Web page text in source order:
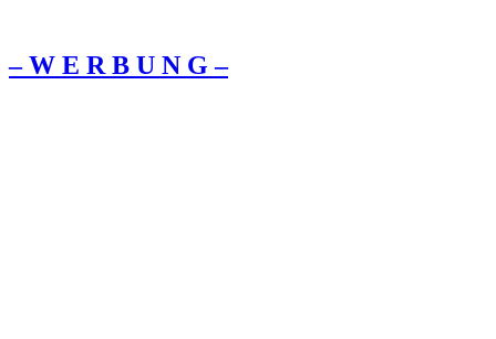
– W Ε R Β U Ν G –